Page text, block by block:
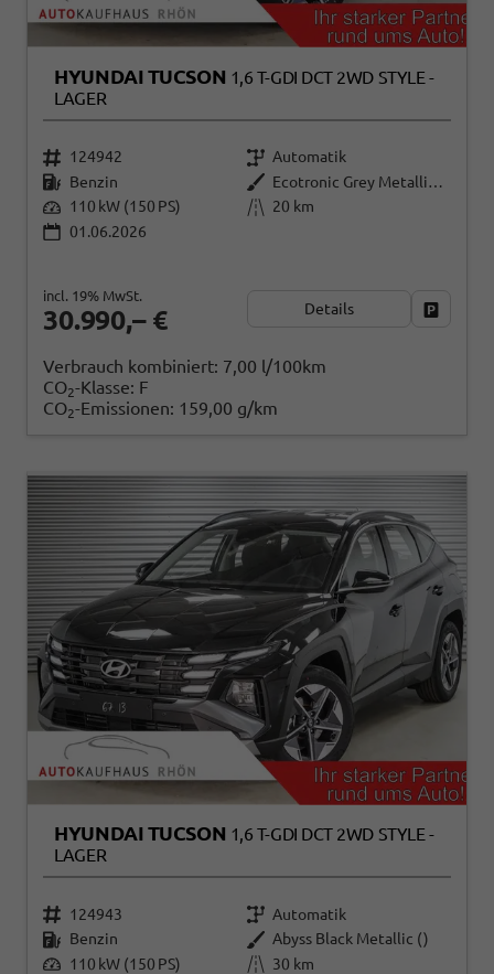
HYUNDAI TUCSON 1,6 T-GDI DCT 2WD STYLE -
LAGER
124942
Automatik
Benzin
Ecotronic Grey Metallic ()
110 kW (150 PS)
20 km
01.06.2026
30.990,– €
incl. 19% MwSt.
Details
Verbrauch kombiniert: 7,00 l/100km
CO2-Klasse: F
CO2-Emissionen: 159,00 g/km
HYUNDAI TUCSON 1,6 T-GDI DCT 2WD STYLE -
LAGER
124943
Automatik
Benzin
Abyss Black Metallic ()
110 kW (150 PS)
30 km